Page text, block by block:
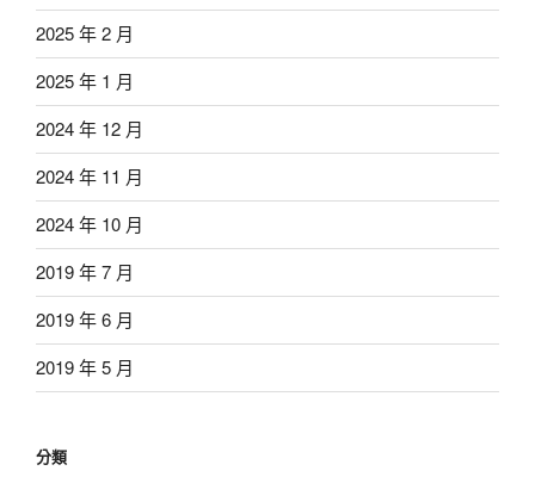
2025 年 2 月
2025 年 1 月
2024 年 12 月
2024 年 11 月
2024 年 10 月
2019 年 7 月
2019 年 6 月
2019 年 5 月
分類